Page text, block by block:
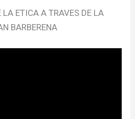
ETICA A TRAVES DE LA
BARBERENA